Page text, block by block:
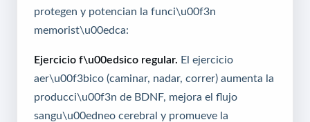
protegen y potencian la funci\u00f3n
memorist\u00edca:
Ejercicio f\u00edsico regular. El ejercicio
aer\u00f3bico (caminar, nadar, correr) aumenta la
producci\u00f3n de BDNF, mejora el flujo
sangu\u00edneo cerebral y promueve la